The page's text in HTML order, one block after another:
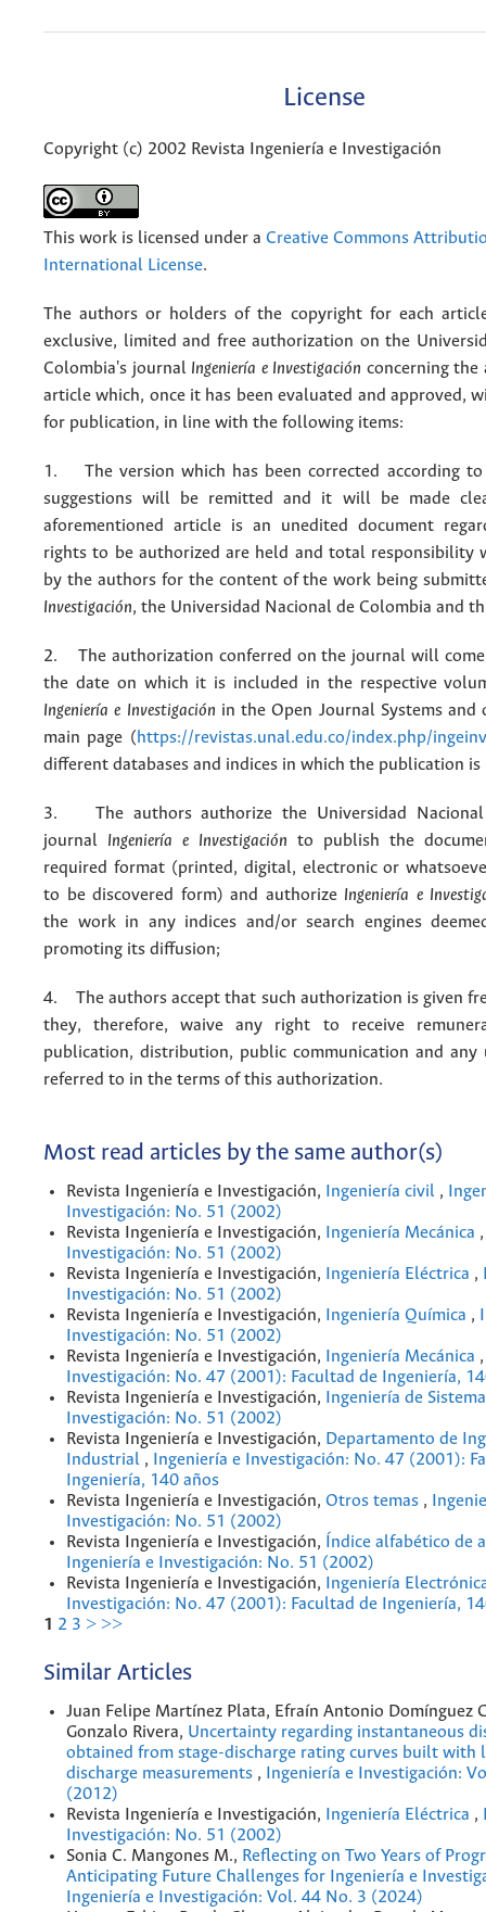
License
Copyright (c) 2002 Revista Ingeniería e Investigación
This work is licensed under a Creative Commons
International License.
The authors or holders of the copyright for each
exclusive, limited and free authorization on the
Colombia's journal Ingeniería e Investigación concerning the
article which, once it has been evaluated and approved,
for publication, in line with the following items:
1. The version which has been corrected according
suggestions will be remitted and it will be made
aforementioned article is an unedited document
rights to be authorized are held and total responsibility
by the authors for the content of the work being
Investigación, the Universidad Nacional de Colombia and
2. The authorization conferred on the journal will
the date on which it is included in the respective
Ingeniería e Investigación in the Open Journal Systems and
main page (https://revistas.unal.edu.co/index.php/ingeinv
different databases and indices in which the publication is
3. The authors authorize the Universidad Nacional
journal Ingeniería e Investigación to publish the
required format (printed, digital, electronic or
to be discovered form) and authorize Ingeniería e
the work in any indices and/or search engines
promoting its diffusion;
4. The authors accept that such authorization is given
they, therefore, waive any right to receive
publication, distribution, public communication and any
referred to in the terms of this authorization.
Most read articles by the same author(s)
Revista Ingeniería e Investigación, Ingeniería civil ,
Investigación: No. 51 (2002)
Revista Ingeniería e Investigación,
Ingeniería Mecánica
Investigación: No. 51 (2002)
Revista Ingeniería e Investigación,
Ingeniería Eléctrica ,
Investigación: No. 51 (2002)
Revista Ingeniería e Investigación,
Ingeniería Química ,
Investigación: No. 51 (2002)
Revista Ingeniería e Investigación,
Ingeniería Mecánica
Investigación: No. 47 (2001): Facultad de Ingeniería,
Revista Ingeniería e Investigación,
Ingeniería de
Investigación: No. 51 (2002)
Revista Ingeniería e Investigación, Departamento de
Industrial ,
Ingeniería e Investigación: No. 47 (2001):
Ingeniería, 140 años
Revista Ingeniería e Investigación, Otros temas ,
Investigación: No. 51 (2002)
Revista Ingeniería e Investigación,
Índice alfabético de
Ingeniería e Investigación: No. 51 (2002)
Revista Ingeniería e Investigación,
Ingeniería
Investigación: No. 47 (2001): Facultad de Ingeniería,
1 2 3 > >>
Similar Articles
Juan Felipe Martínez Plata, Efraín Antonio Domínguez
Gonzalo Rivera, Uncertainty regarding instantaneous
obtained from stage-discharge rating curves built with
discharge measurements ,
Ingeniería e Investigación:
(2012)
Revista Ingeniería e Investigación,
Ingeniería Eléctrica ,
Investigación: No. 51 (2002)
Sonia C. Mangones M., Reflecting on Two Years of
Anticipating Future Challenges for Ingeniería e
Ingeniería e Investigación: Vol. 44 No. 3 (2024)